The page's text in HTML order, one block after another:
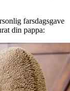
farsdagsgave
din pappa: